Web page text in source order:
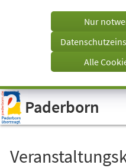
Visuelle
Assistenzsoftware
öffnen.
Tab)
Nur
Alle
Paderborn